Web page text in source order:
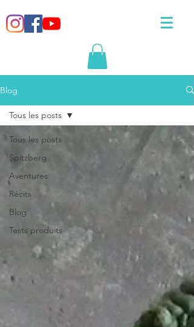
Blog
Tous les posts
Spitzberg
Aventures
Récits
Blog
Tests produits
Tous les posts